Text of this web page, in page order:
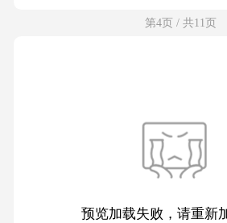
第4页 / 共11页
预览加载失败，请重新